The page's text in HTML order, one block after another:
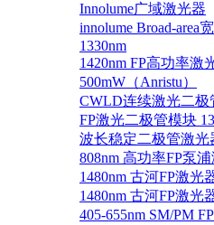
Innolume广域激光器
innolume Broad-area
1330nm
1420nm FP高功率激
500mW（Anristu）
CWLD连续激光二极
FP激光二极管模块
波长稳定二极管激光
808nm 高功率FP泵
1480nm 古河FP激光
1480nm 古河FP激光
405-655nm SM/PM